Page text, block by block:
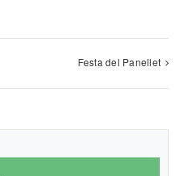
Festa del Panellet